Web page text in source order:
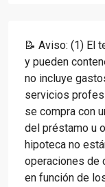
📝 Aviso: (1) El
y pueden
no incluye
servicios
se compra con
del préstamo u
hipoteca no
operaciones de
en función de